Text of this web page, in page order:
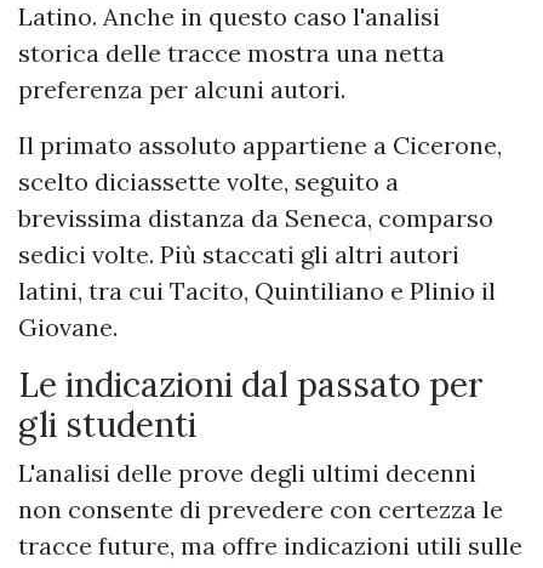
Latino. Anche in questo caso l'analisi
storica delle tracce mostra una netta
preferenza per alcuni autori.
Il primato assoluto appartiene a Cicerone,
scelto diciassette volte, seguito a
brevissima distanza da Seneca, comparso
sedici volte. Più staccati gli altri autori
latini, tra cui Tacito, Quintiliano e Plinio il
Giovane.
Le indicazioni dal passato per
gli studenti
L'analisi delle prove degli ultimi decenni
non consente di prevedere con certezza le
tracce future, ma offre indicazioni utili sulle